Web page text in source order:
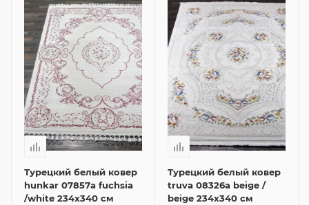
Турецкий белый ковер
hunkar 07857a fuchsia
/white 234x340 см
Турецкий белый ковер
truva 08326a beige /
beige 234x340 см